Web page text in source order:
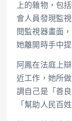
上的雜物，包
會人員發現監
閱監視器畫面
她離開時手中
阿鳳在法庭上
近工作，她所
調自己是「善
「幫助人民百